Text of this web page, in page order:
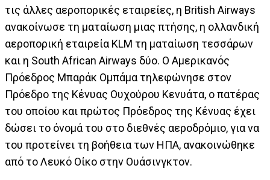
τις άλλες αεροπορικές εταιρείες, η British Airways
ανακοίνωσε τη ματαίωση μιας πτήσης, η ολλανδική
αεροπορική εταιρεία KLM τη ματαίωση τεσσάρων
και η South African Airways δύο. Ο Αμερικανός
Πρόεδρος Μπαράκ Ομπάμα τηλεφώνησε στον
Πρόεδρο της Κένυας Ουχούρου Κενυάτα, ο πατέρας
του οποίου και πρώτος Πρόεδρος της Κένυας έχει
δώσει το όνομά του στο διεθνές αεροδρόμιο, για να
του προτείνει τη βοήθεια των ΗΠΑ, ανακοινώθηκε
από το Λευκό Οίκο στην Ουάσινγκτον.